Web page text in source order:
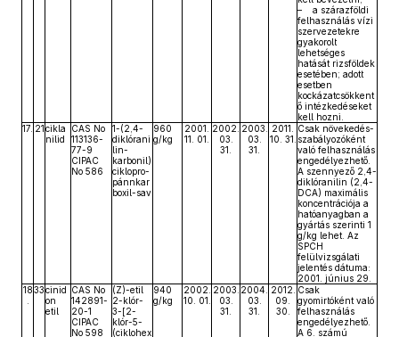
– a szárazföldi
felhasználás vízi
szervezetekre
gyakorolt
lehetséges
hatását rizsföldek
esetében; adott
esetben
kockázatcsökkent
ő intézkedéseket
kell hozni.
17. 21cikla
nilid
CAS No
113136-
77-9
CIPAC
No 586
1-(2,4-
diklórani
lin-
karbonil)
ciklopro-
pánnkar
boxil-sav
960
g/kg
2001.
11. 01.
2002.
03.
31.
2003.
03.
31.
2011.
10. 31.
Csak növekedés-
szabályozóként
való felhasználás
engedélyezhető.
A szennyező 2,4-
diklóranilin (2,4-
DCA) maximális
koncentrációja a
hatóanyagban a
gyártás szerinti 1
g/kg lehet. Az
SPCH
felülvizsgálati
jelentés dátuma:
2001. június 29.
1833cinid
on
etil
CAS No
142891-
20-1
CIPAC
No 598
(Z)-etil
2-klór-
3-[2-
klór-5-
(ciklohex
940
g/kg
2002.
10. 01.
2003.
03.
31.
2004.
03.
31.
2012.
09.
30.
Csak
gyomirtóként való
felhasználás
engedélyezhető.
A 6. számú